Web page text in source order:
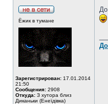
Ёжик в тумане
Зарегистрирован: 17.01.2014
21:50
Сообщения: 2908
Откуда: З хутора близ
Диканьки (Енеїдівка)